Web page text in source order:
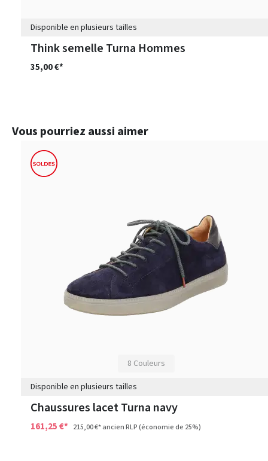
Disponible en plusieurs tailles
Think semelle Turna Hommes
35,00 €*
Ignorer la galerie de produits
Vous pourriez aussi aimer
8 Couleurs
Disponible en plusieurs tailles
Chaussures lacet Turna navy
161,25 €* 215,00 €*ancien RLP(économie de 25%)